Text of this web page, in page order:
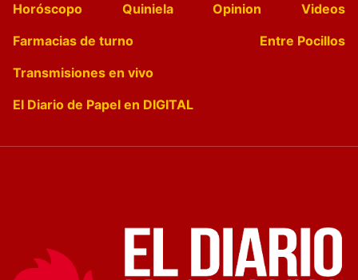
Horóscopo
Quiniela Opinion
Videos
Farmacias de turno
Entre Pocillos
Transmisiones en vivo
El Diario de Papel en DIGITAL